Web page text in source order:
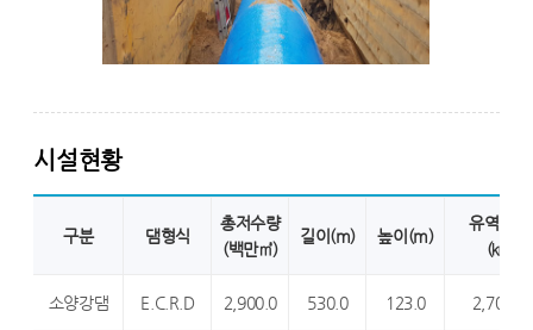
시설현황
구분 댐형식
총저수량
(백만㎥)
길이(m) 높이(m)
유역면적
(㎦)
소양강댐 E.C.R.D 2,900.0 530.0 123.0 2,703.0